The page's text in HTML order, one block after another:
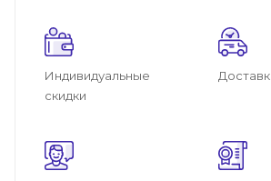
Индивидуальные
скидки